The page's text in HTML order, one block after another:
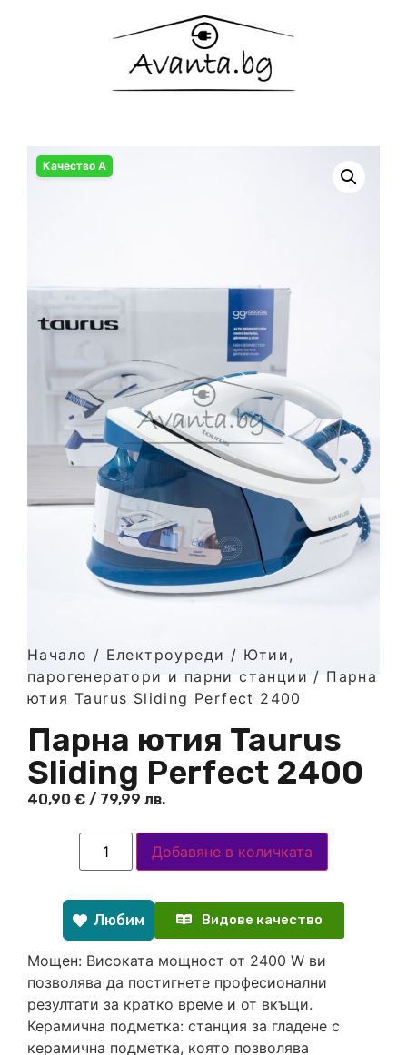
Качество А
Начало / Електроуреди / Ютии,
парогенератори и парни станции / Парна
ютия Taurus Sliding Perfect 2400
Парна ютия Taurus
Sliding Perfect 2400
40,90 € / 79,99 лв.
Добавяне в количката
Любим Видове качество
Мощен: Високата мощност от 2400 W ви
позволява да постигнете професионални
резултати за кратко време и от вкъщи.
Керамична подметка: станция за гладене с
керамична подметка, която позволява